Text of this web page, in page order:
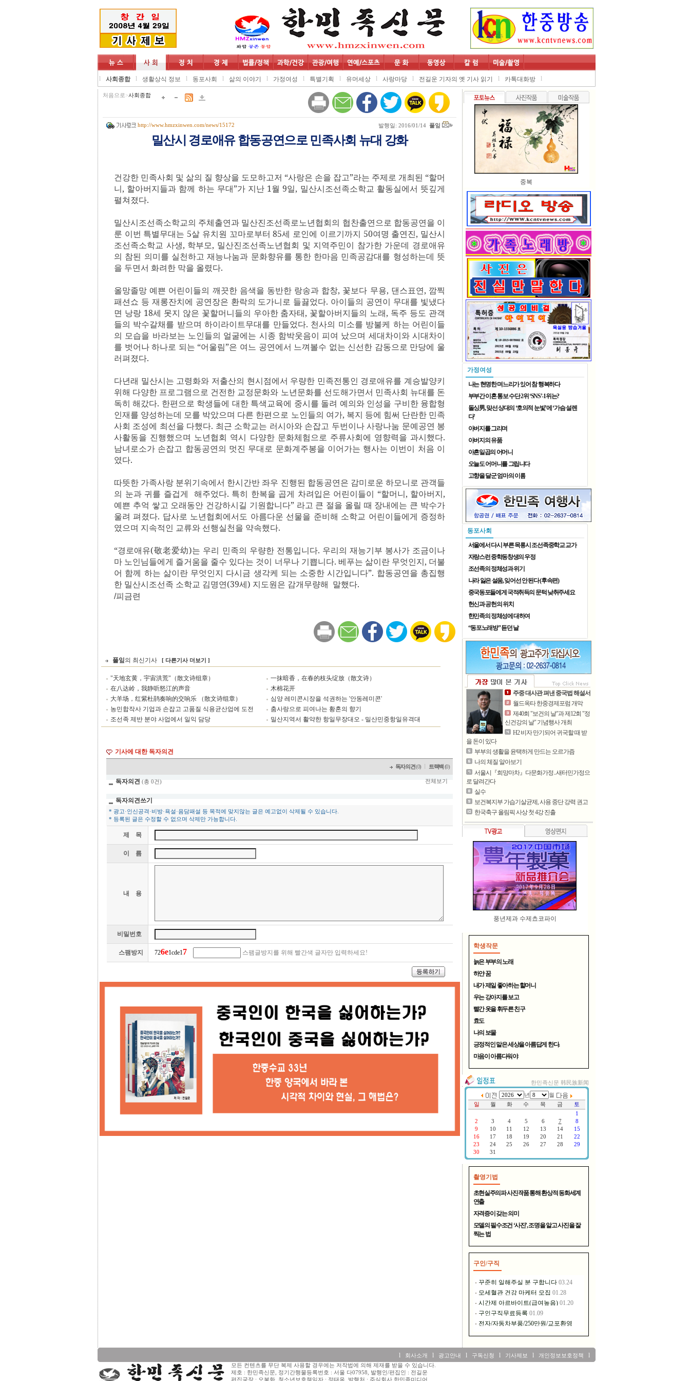
l 사회종합 l 생활상식 정보 l 동포사회 l 삶의 이야기 l 가정여성 l 특별기획 l 유머세상 l 사랑마당 l 전길운 기자의 옛 기사 읽기 l 카톡대화방 l
처음으로 >사회종합
http://www.hmzxinwen.com/news/15172 발행일: 2016/01/14 풀잎
밀산시 경로애유 합동공연으로 민족사회 뉴대 강화
건강한 민족사회 및 삶의 질 향상을 도모하고저 “사랑은 손을 잡고”라는 주제로 개최된 “할머
니, 할아버지들과 함께 하는 무대”가 지난 1월 9일, 밀산시조선족소학교 활동실에서 뜻깊게
펼쳐졌다.
밀산시조선족소학교의 주체출연과 밀산진조선족로노년협회의 협찬출연으로 합동공연을 이
룬 이번 특별무대는 5살 유치원 꼬마로부터 85세 로인에 이르기까지 50여명 출연진, 밀산시
조선족소학교 사생, 학부모, 밀산진조선족노년협회 및 지역주민이 참가한 가운데 경로애유
의 참된 의미를 실천하고 재능나눔과 문화향유를 통한 한마음 민족공감대를 형성하는데 뜻
을 두면서 화려한 막을 올렸다.
올망졸망 예쁜 어린이들의 깨끗한 음색을 동반한 랑송과 합창, 꽃보다 무용, 댄스표연, 깜찍
패션쇼 등 재롱잔치에 공연장은 환락의 도가니로 들끓었다. 아이들의 공연이 무대를 빛냈다
면 낭랑18세 못지 않은 꽃할머니들의 우아한 춤자태, 꽃할아버지들의 노래, 독주 등도 관객
들의 박수갈채를 받으며 하이라이트무대를 만들었다. 천사의 미소를 방불케 하는 어린이들
의 모습을 바라보는 노인들의 얼굴에는 시종 함박웃음이 피여 났으며 세대차이와 시대차이
를 벗어나 하나로 되는 “어울림”은 여느 공연에서 느껴볼수 없는 신선한 감동으로 만당에 울
러펴졌다.
다년래 밀산시는 고령화와 저출산의 현시점에서 우량한 민족전통인 경로애유를 계승발양키
위해 다양한 프로그램으로 건전한 교정문화와 노년문화를 선도해가면서 민족사회 뉴대를 돈
독히 해갔다. 한편으로 학생들에 대한 특색교육에 중시를 돌려 예의와 인성을 구비한 융합형
인재를 양성하는데 모를 박았으며 다른 한편으로 노인들의 여가, 복지 등에 힘써 단란한 민족
사회 조성에 최선을 다했다. 최근 소학교는 러시아와 손잡고 두번이나 사랑나눔 문예공연 봉
사활동을 진행했으며 노년협회 역시 다양한 문화체험으로 주류사회에 영향력을 과시했다.
남녀로소가 손잡고 합동공연의 멋진 무대로 문화계주봉을 이어가는 행사는 이번이 처음 이
였다.
따뜻한 가족사랑 분위기속에서 한시간반 좌우 진행된 합동공연은 감미로운 하모니로 관객들
의 눈과 귀를 즐겁게 해주었다. 특히 한복을 곱게 차려입은 어린이들이 “할머니, 할아버지,
예쁜 추억 쌓고 오래동안 건강하시길 기원합니다” 라고 큰 절을 올릴 때 장내에는 큰 박수가
울려 펴졌다. 답사로 노년협회에서도 아름다운 선물을 준비해 소학교 어린이들에게 증정하
였으며 지속적인 교류와 선행실천을 약속했다.
“경로애유(敬老爱幼)는 우리 민족의 우량한 전통입니다. 우리의 재능기부 봉사가 조금이나
마 노인님들에게 즐거움을 줄수 있다는 것이 너무나 기쁩니다. 베푸는 삶이란 무엇인지, 더불
어 함께 하는 삶이란 무엇인지 다시금 생각케 되는 소중한 시간입니다”. 합동공연을 총집행
한 밀산시조선족 소학교 김명연(39세) 지도원은 감개무량해 말했다.
/피금련
풀잎의 최신기사 [ 다른기사 더보기 ]
"天地玄黄，宇宙洪荒"（散文诗组章）
一抹暗香，在春的枝头绽放（散文诗）
在八达岭，我静听怒江的声音
木棉花开
大羊场，红紫杜鹃奏响的交响乐 （散文诗组章）
심양 레미콘시장을 석권하는 '안동레미콘'
농민합작사 기업과 손잡고 고품질 식용균산업에 도전
춤사랑으로 피여나는 황혼의 향기
조선족 제반 분야 사업에서 일익 담당
밀산지역서 활약한 항일무장대오 - 밀산민중항일유격대
기사에 대한 독자의견
독자의견(0) 트랙백(0)
독자의견 (총 0건) 전체보기
독자의견쓰기
* 광고·인신공격·비방·욕설·음담패설 등 목적에 맞지않는 글은 예고없이 삭제될 수 있습니다.
* 등록된 글은 수정할 수 없으며 삭제만 가능합니다.
제 목
이 름
내 용
비밀번호
스팸방지 726e1cde17 스팸글방지를 위해 빨간색 글자만 입력하세요!
2026 재한중국동포 예술단체 ..
2026 재한중국동포 예술단체 ..
8월 가족 나들이
어정칠월 동동팔월
중복
가정여성
나는 현명한 며느리가 있어 참 행복하다
부부간 이혼 통보 수단 2위 ‘SNS’-1위는?
돌싱男, 맞선 상대의 ‘호의적 눈빛’에 ‘가슴 설렌
다’
아버지를 그리며
아버지의 유품
아흔일곱의 어머니
오늘도 어머니를 그립니다
고향을 달군 엄마의 이름
동포사회
서울에서 다시 부른 목릉시 조선족중학교 교가
자랑스런 중학동창생의 우정
조선족의 정체성과 위기
나라 잃은 설움, 잊어선 안 된다 (후속편)
중국동포들에게 국적취득의 문턱 낮취주세요
헌신과 공헌의 위치
한민족의 정체성에 대하여
“동포노래방” 듣던 날
주중 대사관 펴낸 중국법 해설서
월드옥타 한중경제포럼 개막
제40회 "보건의 날"과 제12회 "정
신건강의 날" 기념행사 개최
H2 비자 만기되어 귀국할 때 받
을 돈이 있다
부부의 생활을 윤택하게 만드는 오르가즘
나의 체질 알아보기
서울시『희망마차』다문화가정․새터민가정으
로 달려간다
실수
보건복지부 가습기살균제, 사용 중단 강력 권고
한국축구 올림픽 사상 첫 4강 진출
여름철 무더위 식혀주는 시원..
연변TV, 중국CCTV방송 한국서..
400년 전통의 명주 - 대천원
장풍홀딩스는 이런 일을 하고..
풍년제과 수제쵸코파이
학생작문
늙은 부부의 노래
하얀 꿈
내가 제일 좋아하는 할머니
우는 강아지를 보고
빨간 옷을 휘두른 친구
효도
나의 보물
긍정적인 말은 세상을 아름답게 한다.
마음이 아름다워야
한민족신문 韩民族新闻
촬영기법
초현실주의파 사진작품 통해 환상적 동화세계
연출
자격증이 갖는 의미
모델의 필수조건 ‘사진’, 조명을 알고 사진을 잘
찍는 법
구인/구직
l 회사소개 l 광고안내 l 구독신청 l 기사제보 l 개인정보보호정책 l
모든 컨텐츠를 무단 복제 사용할 경우에는 저작법에 의해 제재를 받을 수 있습니다.
제호 : 한민족신문, 정기간행물등록번호 : 서울 다07958, 발행인/편집인 : 전길운
편집국장 : 오봉화, 청소년보호책임자 : 정태옥, 발행처 : 주식회사 한민족미디어